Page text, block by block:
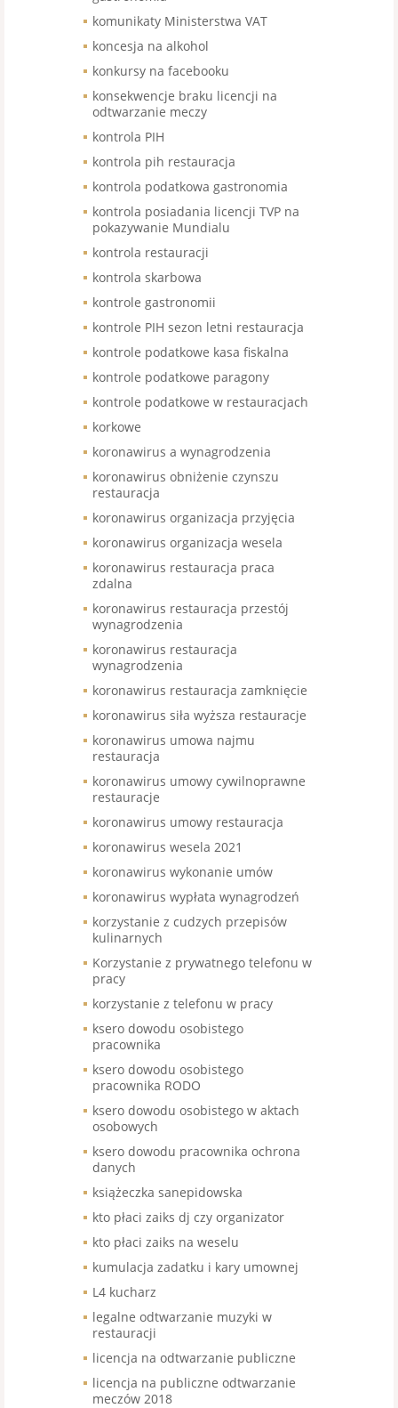
komunikaty Ministerstwa VAT
koncesja na alkohol
konkursy na facebooku
konsekwencje braku licencji na
odtwarzanie meczy
kontrola PIH
kontrola pih restauracja
kontrola podatkowa gastronomia
kontrola posiadania licencji TVP na
pokazywanie Mundialu
kontrola restauracji
kontrola skarbowa
kontrole gastronomii
kontrole PIH sezon letni restauracja
kontrole podatkowe kasa fiskalna
kontrole podatkowe paragony
kontrole podatkowe w restauracjach
korkowe
koronawirus a wynagrodzenia
koronawirus obniżenie czynszu
restauracja
koronawirus organizacja przyjęcia
koronawirus organizacja wesela
koronawirus restauracja praca
zdalna
koronawirus restauracja przestój
wynagrodzenia
koronawirus restauracja
wynagrodzenia
koronawirus restauracja zamknięcie
koronawirus siła wyższa restauracje
koronawirus umowa najmu
restauracja
koronawirus umowy cywilnoprawne
restauracje
koronawirus umowy restauracja
koronawirus wesela 2021
koronawirus wykonanie umów
koronawirus wypłata wynagrodzeń
korzystanie z cudzych przepisów
kulinarnych
Korzystanie z prywatnego telefonu w
pracy
korzystanie z telefonu w pracy
ksero dowodu osobistego
pracownika
ksero dowodu osobistego
pracownika RODO
ksero dowodu osobistego w aktach
osobowych
ksero dowodu pracownika ochrona
danych
książeczka sanepidowska
kto płaci zaiks dj czy organizator
kto płaci zaiks na weselu
kumulacja zadatku i kary umownej
L4 kucharz
legalne odtwarzanie muzyki w
restauracji
licencja na odtwarzanie publiczne
licencja na publiczne odtwarzanie
meczów 2018